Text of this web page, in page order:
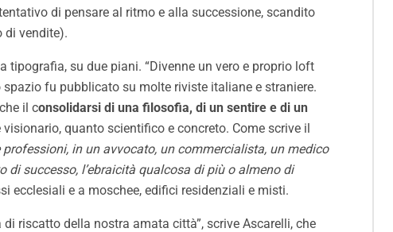
di pensare al ritmo e alla successione, scandito
di vendite).
su due piani. “Divenne un vero e proprio loft
spazio fu pubblicato su molte riviste italiane e straniere.
il consolidarsi di una filosofia, di un sentire e di un
quanto scientifico e concreto. Come scrive il
in un avvocato, un commercialista, un medico
successo, l’ebraicità qualcosa di più o almeno di
ecclesiali e a moschee, edifici residenziali e misti.
riscatto della nostra amata città”, scrive Ascarelli, che